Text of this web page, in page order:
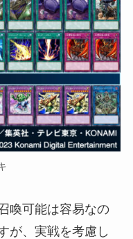
喚可能は容易なの
が、実戦を考慮し